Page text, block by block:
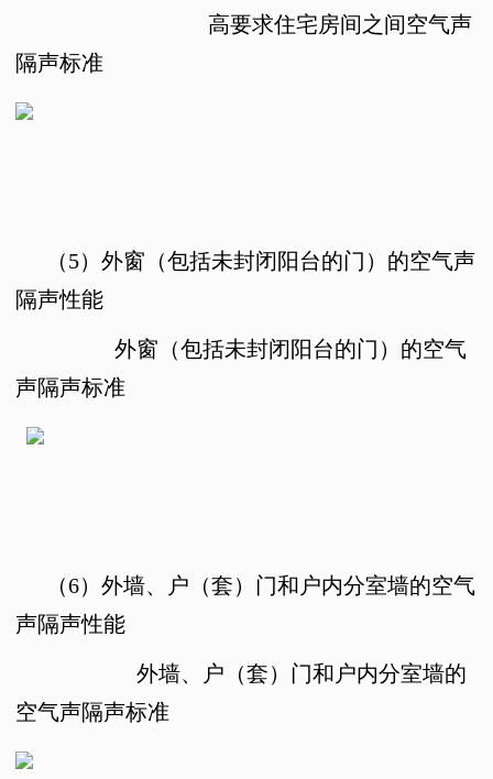
高要求住宅房间之间空气声
隔声标准
（5） 外窗（包括未封闭阳台的门）的空气声
隔声性能
外窗（包括未封闭阳台的门）的空气
声隔声标准
（6） 外墙、户（套）门和户内分室墙的空气
声隔声性能
外墙、户（套）门和户内分室墙的
空气声隔声标准